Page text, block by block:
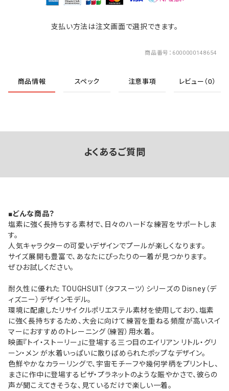
支払い方法は注文画面で選択できます。
商品番号 6000000148654
商品情報 スペック 注意事項 レビュー（0）
よくあるご質問
■どんな商品？
塩素に強く長持ちする素材で、日々のハードな練習をサポートしま
す。
人気キャラクターの可愛いデザインでプールが楽しくなります。
サイズ展開も豊富で、あなたにぴったりの一着が見つかります。
ぜひお試しください。
耐久性に優れた TOUGHSUIT（タフスーツ）シリーズの Disney（デ
ィズニー）デザインモデル。
環境に配慮したリサイクルポリエステル素材を使用しており、塩素
に強く長持ちするため、大会に向けて練習を重ねる頻度が高いスイ
マーにおすすめのトレーニング（練習）用水着。
映画『トイ・ストーリー』に登場する三つ目のエイリアン リトル・グリ
ーン・メン が水着いっぱいに散りばめられたポップなデザイン。
色鮮やかなカラーリングで、宇宙モチーフや幾何学柄をプリントし、
まさに作中に登場するピザ・プラネットのような賑やかさで、彼らの
声が聞こえてきそうな、見ているだけで楽しい一着。